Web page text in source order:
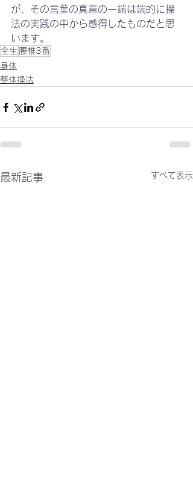
が、その言葉の真意の一端は端的に操
法の実践の中から感得したものだと思
います。
全生 腰椎3番
身体
整体操法
最新記事 すべて表示